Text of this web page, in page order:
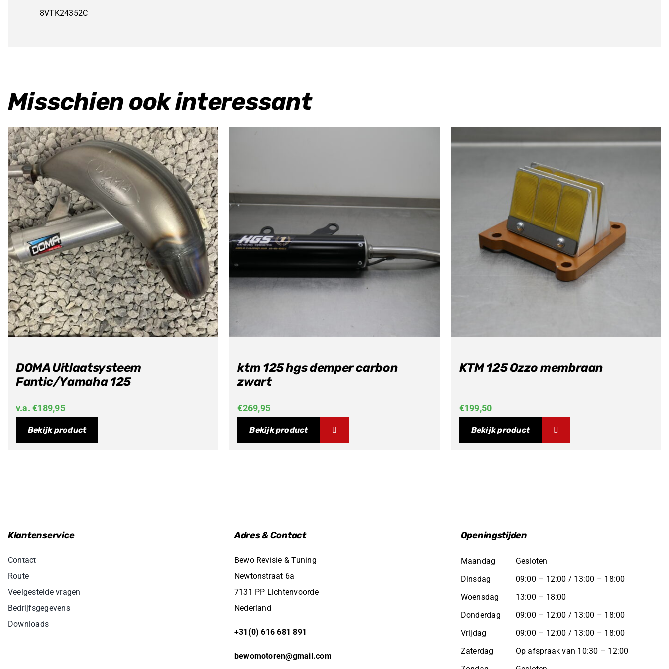
8VTK24352C
Misschien ook interessant
DOMA Uitlaatsysteem
Fantic/Yamaha 125
v.a.€189,95
Bekijk product
ktm 125 hgs demper carbon
zwart
€269,95
Bekijk product
KTM 125 Ozzo membraan
€199,50
Bekijk product
Klantenservice
Contact
Route
Veelgestelde vragen
Bedrijfsgegevens
Downloads
Adres & Contact
Bewo Revisie & Tuning
Newtonstraat 6a
7131 PP Lichtenvoorde
Nederland
+31(0) 616 681 891
bewomotoren@gmail.com
Openingstijden
Maandag
Gesloten
Dinsdag
09:00 – 12:00 / 13:00 – 18:00
Woensdag
13:00 – 18:00
Donderdag
09:00 – 12:00 / 13:00 – 18:00
Vrijdag
09:00 – 12:00 / 13:00 – 18:00
Zaterdag
Op afspraak van 10:30 – 12:00